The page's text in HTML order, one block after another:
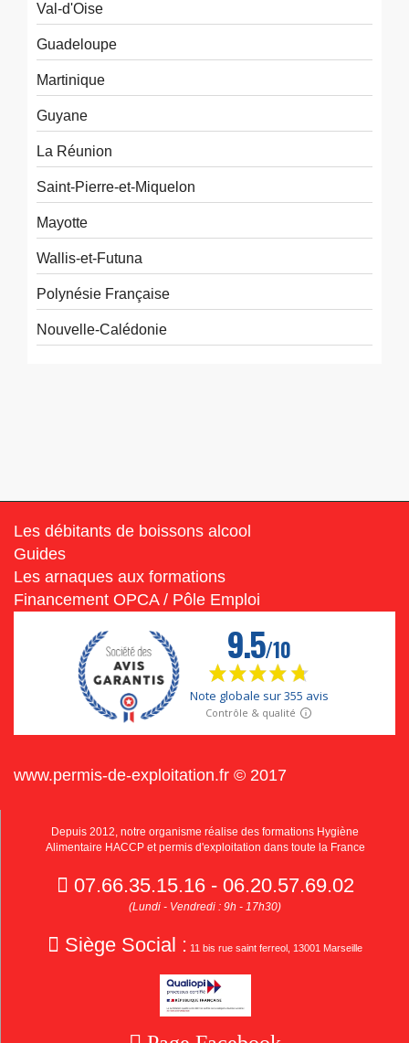
Val-d'Oise
Guadeloupe
Martinique
Guyane
La Réunion
Saint-Pierre-et-Miquelon
Mayotte
Wallis-et-Futuna
Polynésie Française
Nouvelle-Calédonie
Les débitants de boissons alcool
Guides
Les arnaques aux formations
Financement OPCA / Pôle Emploi
www.permis-de-exploitation.fr © 2017
Depuis 2012, notre organisme réalise des formations Hygiène
Alimentaire HACCP et permis d'exploitation dans toute la France
07.66.35.15.16 - 06.20.57.69.02
(Lundi - Vendredi : 9h - 17h30)
Siège Social : 11 bis rue saint ferreol, 13001 Marseille